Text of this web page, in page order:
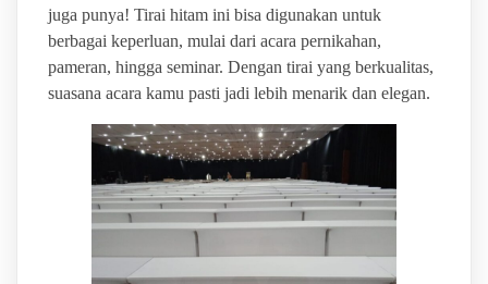
juga punya! Tirai hitam ini bisa digunakan untuk
berbagai keperluan, mulai dari acara pernikahan,
pameran, hingga seminar. Dengan tirai yang berkualitas,
suasana acara kamu pasti jadi lebih menarik dan elegan.